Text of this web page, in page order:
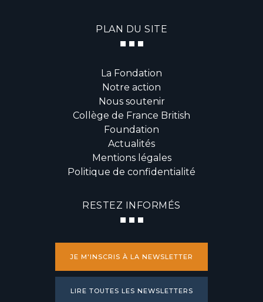
PLAN DU SITE
La Fondation
Notre action
Nous soutenir
Collège de France British
Foundation
Actualités
Mentions légales
Politique de confidentialité
RESTEZ INFORMÉS
JE M'INSCRIS À LA NEWSLETTER
LIRE TOUTES LES NEWSLETTERS